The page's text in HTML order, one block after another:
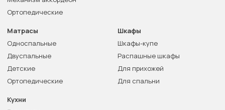
Ортопедические
Матрасы
Односпальные
Двуспальные
Детские
Ортопедические
Шкафы
Шкафы-купе
Распашные шкафы
Для прихожей
Для спальни
Кухни